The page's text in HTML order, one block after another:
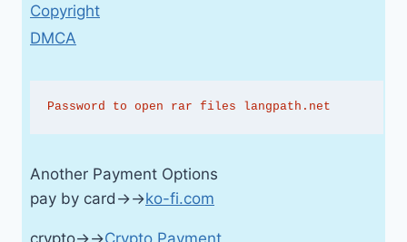
Copyright
DMCA
Password to open rar files langpath.net
Another Payment Options
pay by card→→ko-fi.com
crypto→→Crypto Payment